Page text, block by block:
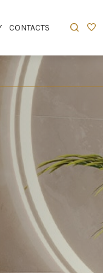
CONTACTS